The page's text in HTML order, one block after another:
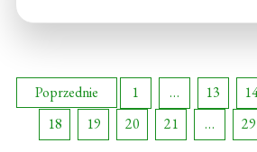
Poprzednie 1 … 13
18
19 20 21 … 29